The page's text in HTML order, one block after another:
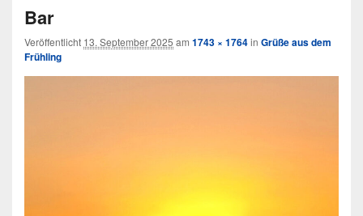
Bar
Veröffentlicht 13. September 2025 am 1743 × 1764in Grüße aus dem
Frühling